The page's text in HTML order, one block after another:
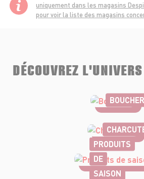
uniquement dans les magasins
pour voir la liste des magasins
DÉCOUVREZ L'UNIVERS
PRODUITS
DE
SAISON